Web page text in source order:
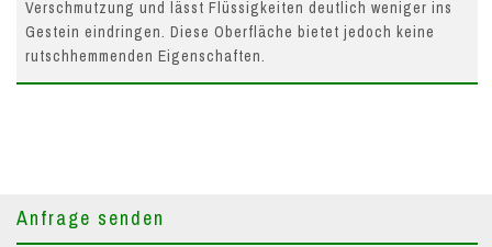
Verschmutzung und lässt Flüssigkeiten deutlich weniger ins
Gestein eindringen. Diese Oberfläche bietet jedoch keine
rutschhemmenden Eigenschaften.
Anfrage senden